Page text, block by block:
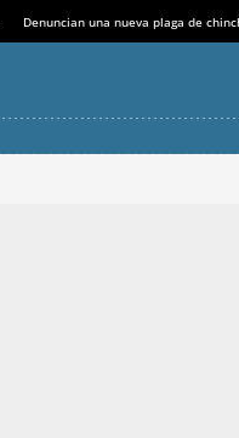
Denuncian una nueva plaga de